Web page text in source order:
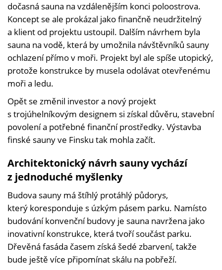
dočasná sauna na vzdálenějším konci poloostrova.
Koncept se ale prokázal jako finančně neudržitelný
a klient od projektu ustoupil. Dalším návrhem byla
sauna na vodě, která by umožnila návštěvníků sauny
ochlazení přímo v moři. Projekt byl ale spíše utopický,
protože konstrukce by musela odolávat otevřenému
moři a ledu.
Opět se změnil investor a nový projekt
s trojúhelníkovým designem si získal důvěru, stavební
povolení a potřebné finanční prostředky. Výstavba
finské sauny ve Finsku tak mohla začít.
Architektonický návrh sauny vychází
z jednoduché myšlenky
Budova sauny má štíhlý protáhlý půdorys,
který koresponduje s úzkým pásem parku. Namísto
budování konvenční budovy je sauna navržena jako
inovativní konstrukce, která tvoří součást parku.
Dřevěná fasáda časem získá šedé zbarvení, takže
bude ještě více připomínat skálu na pobřeží.